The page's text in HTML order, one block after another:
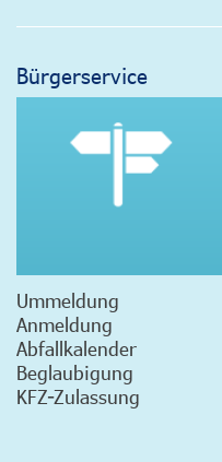
Bürgerservice
Ummeldung
Anmeldung
Abfallkalender
Beglaubigung
KFZ-Zulassung